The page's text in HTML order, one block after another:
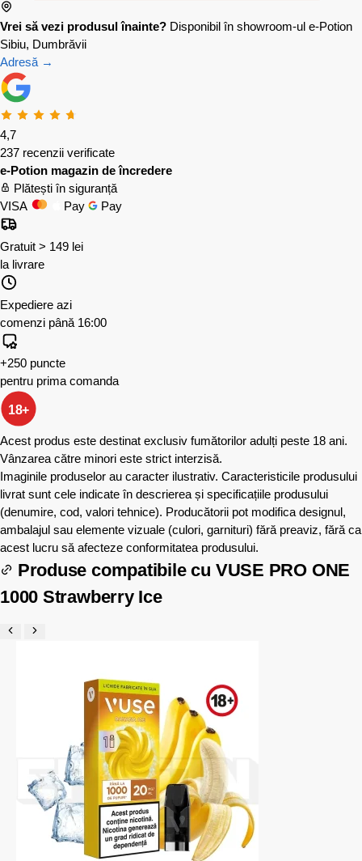
Vrei să vezi produsul înainte? Disponibil în showroom-ul e-Potion
Sibiu, Dumbrăvii
Adresă →
4,7
237 recenzii verificate
e-Potion magazin de încredere
Plătești în siguranță
VISA
Pay Pay
Gratuit > 149 lei
la livrare
Expediere azi
comenzi până 16:00
+250 puncte
pentru prima comanda
18+
Acest produs este destinat exclusiv fumătorilor adulți peste 18 ani.
Vânzarea către minori este strict interzisă.
Imaginile produselor au caracter ilustrativ. Caracteristicile produsului
livrat sunt cele indicate în descrierea și specificațiile produsului
(denumire, cod, valori tehnice). Producătorii pot modifica designul,
ambalajul sau elemente vizuale (culori, garnituri) fără preaviz, fără ca
acest lucru să afecteze conformitatea produsului.
Produse compatibile cu VUSE PRO ONE
1000 Strawberry Ice